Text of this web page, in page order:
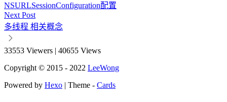
NSURLSessionConfiguration配置
Next Post
多线程 相关概念
33553 Viewers | 40655 Views
Copyright © 2015 - 2022 LeeWong
Powered by Hexo | Theme - Cards